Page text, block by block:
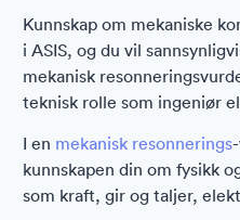
Kunnskap om mekaniske
i ASIS, og du vil
mekanisk
teknisk rolle som ingeniør
I en mekanisk resonnerings
kunnskapen din om fysikk
som kraft, gir og taljer,